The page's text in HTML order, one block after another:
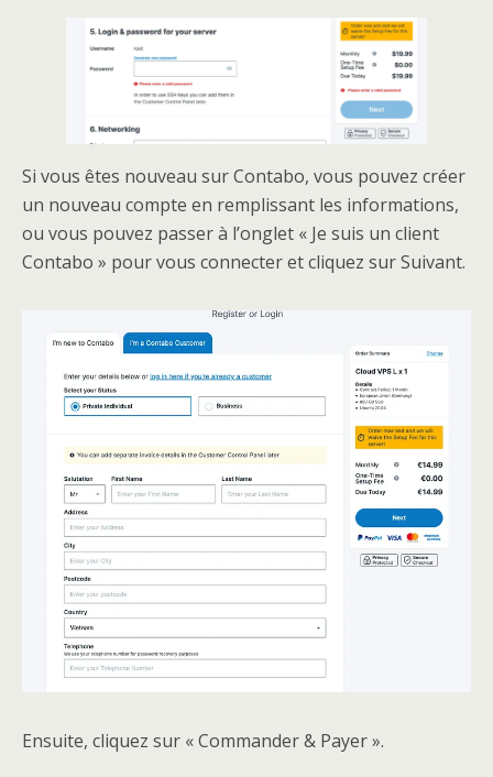
Si vous êtes nouveau sur Contabo, vous pouvez créer
un nouveau compte en remplissant les informations,
ou vous pouvez passer à l’onglet « Je suis un client
Contabo » pour vous connecter et cliquez sur Suivant.
Ensuite, cliquez sur « Commander & Payer ».